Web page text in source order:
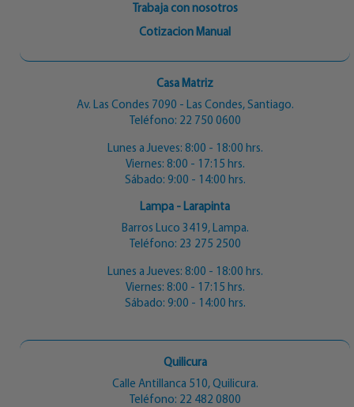
Trabaja con nosotros
Cotizacion Manual
Casa Matriz
Av. Las Condes 7090 - Las Condes, Santiago.
Teléfono: 22 750 0600
Lunes a Jueves: 8:00 - 18:00 hrs.
Viernes: 8:00 - 17:15 hrs.
Sábado: 9:00 - 14:00 hrs.
Lampa - Larapinta
Barros Luco 3419, Lampa.
Teléfono: 23 275 2500
Lunes a Jueves: 8:00 - 18:00 hrs.
Viernes: 8:00 - 17:15 hrs.
Sábado: 9:00 - 14:00 hrs.
Quilicura
Calle Antillanca 510, Quilicura.
Teléfono: 22 482 0800